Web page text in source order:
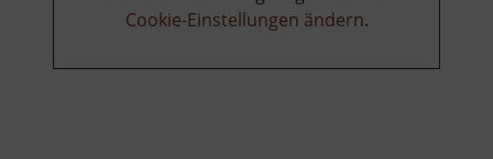
Cookie-Einstellungen ändern.